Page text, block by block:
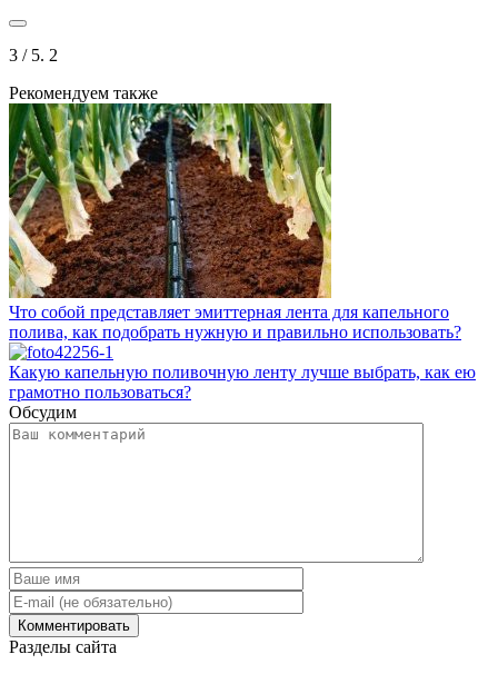
3 / 5. 2
Рекомендуем также
Что собой представляет эмиттерная лента для капельного
полива, как подобрать нужную и правильно использовать?
Какую капельную поливочную ленту лучше выбрать, как ею
грамотно пользоваться?
Обсудим
Разделы сайта